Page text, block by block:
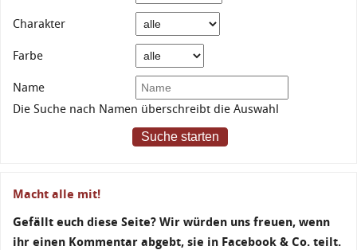
Charakter
Farbe
Name
Die Suche nach Namen überschreibt die Auswahl
Suche starten
Macht alle mit!
Gefällt euch diese Seite? Wir würden uns freuen, wenn
ihr einen Kommentar abgebt, sie in Facebook & Co. teilt.